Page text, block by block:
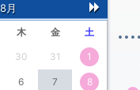
次
月
月
木 金 土
30 31 1
6 7 8